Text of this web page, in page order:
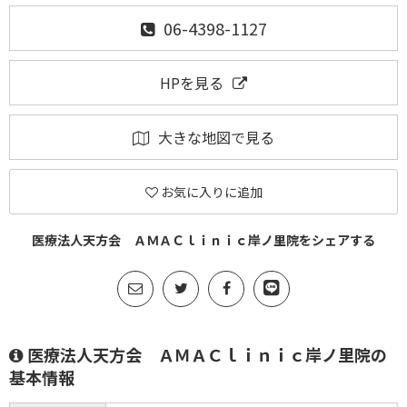
06-4398-1127
HPを見る
大きな地図で見る
お気に入りに追加
医療法人天方会 ＡＭＡＣｌｉｎｉｃ岸ノ里院をシェアする
医療法人天方会 ＡＭＡＣｌｉｎｉｃ岸ノ里院の
基本情報